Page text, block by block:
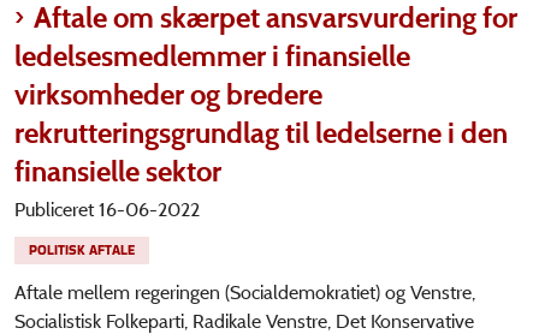
Aftale om skærpet ansvarsvurdering for
ledelsesmedlemmer i finansielle
virksomheder og bredere
rekrutteringsgrundlag til ledelserne i den
finansielle sektor
Publiceret 16-06-2022
POLITISK AFTALE
Aftale mellem regeringen (Socialdemokratiet) og Venstre,
Socialistisk Folkeparti, Radikale Venstre, Det Konservative